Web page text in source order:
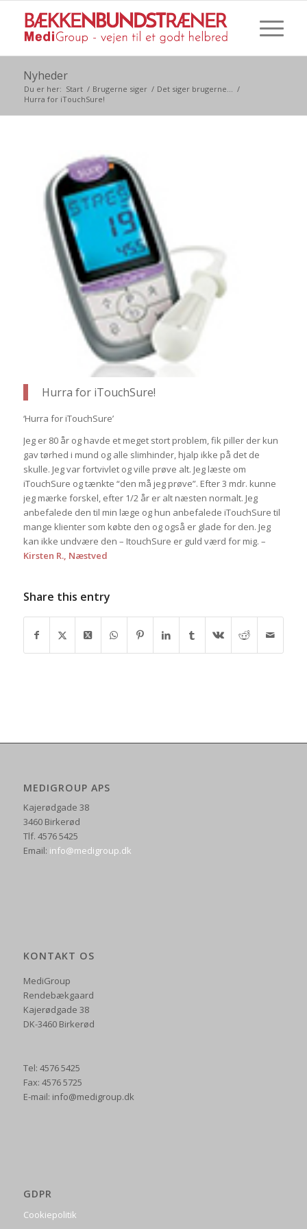
Nyheder
Du er her: Start / Brugerne siger / Det siger brugerne... /
Hurra for iTouchSure!
Hurra for iTouchSure!
‘Hurra for iTouchSure’
Jeg er 80 år og havde et meget stort problem, fik piller der kun
gav tørhed i mund og alle slimhinder, hjalp ikke på det de
skulle. Jeg var fortvivlet og ville prøve alt. Jeg læste om
iTouchSure og tænkte “den må jeg prøve”. Efter 3 mdr. kunne
jeg mærke forskel, efter 1/2 år er alt næsten normalt. Jeg
anbefalede den til min læge og hun anbefalede iTouchSure til
mange klienter som købte den og også er glade for den. Jeg
kan ikke undvære den – ItouchSure er guld værd for mig. –
Kirsten R., Næstved
Share this entry
MEDIGROUP APS
Kajerødgade 38
3460 Birkerød
Tlf. 4576 5425
Email: info@medigroup.dk
KONTAKT OS
MediGroup
Rendebækgaard
Kajerødgade 38
DK-3460 Birkerød
Tel: 4576 5425
Fax: 4576 5725
E-mail: info@medigroup.dk
GDPR
Cookiepolitik